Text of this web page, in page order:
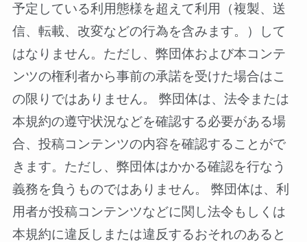
予定している利用態様を超えて利用（複製、送
信、転載、改変などの行為を含みます。）して
はなりません。ただし、弊団体および本コンテ
ンツの権利者から事前の承諾を受けた場合はこ
の限りではありません。 弊団体は、法令または
本規約の遵守状況などを確認する必要がある場
合、投稿コンテンツの内容を確認することがで
きます。ただし、弊団体はかかる確認を行なう
義務を負うものではありません。 弊団体は、利
用者が投稿コンテンツなどに関し法令もしくは
本規約に違反しまたは違反するおそれのあると